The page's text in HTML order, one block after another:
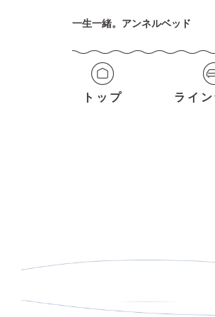
一生一緒。アンネルベッド
トップ ライ